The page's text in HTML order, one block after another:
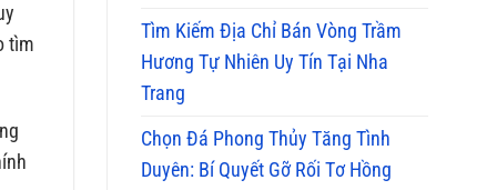
tìm
Tìm Kiếm Địa Chỉ Bán Vòng Trầm
Hương Tự Nhiên Uy Tín Tại Nha
Trang
Chọn Đá Phong Thủy Tăng Tình
Duyên: Bí Quyết Gỡ Rối Tơ Hồng